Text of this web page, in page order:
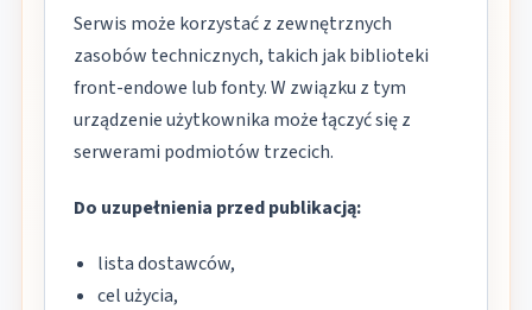
Serwis może korzystać z zewnętrznych
zasobów technicznych, takich jak biblioteki
front-endowe lub fonty. W związku z tym
urządzenie użytkownika może łączyć się z
serwerami podmiotów trzecich.
Do uzupełnienia przed publikacją:
lista dostawców,
cel użycia,